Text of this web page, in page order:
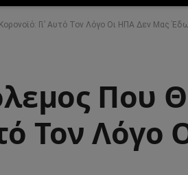
Γι’ Αυτό Τον Λόγο Οι ΗΠΑ Δεν Μας
Που
Τον